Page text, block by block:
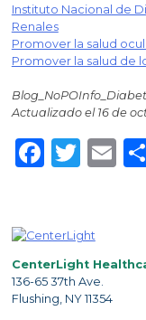
Instituto Nacional de
Renales
Promover la salud
Promover la salud de
Actualizado el 16 de
CenterLight
136-65 37th Ave.
Flushing, NY 11354